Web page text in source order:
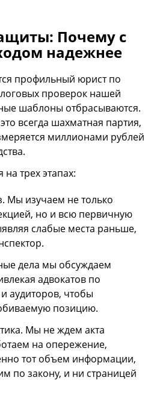
Почему с
надежнее
профильный юрист по
проверок нашей
шаблоны отбрасываются.
всегда шахматная партия,
миллионами рублей
трех этапах:
Мы изучаем не только
но и всю первичную
слабые места раньше,
дела мы обсуждаем
адвокатов по
аудиторов, чтобы
позицию.
Мы не ждем акта
на опережение,
тот объем информации,
по закону, и ни страницей